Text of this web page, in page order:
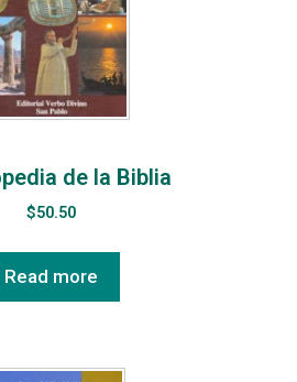
de la Biblia
$50.50
Read more